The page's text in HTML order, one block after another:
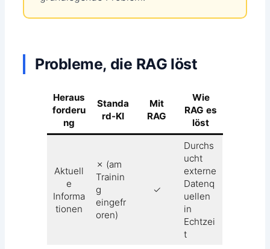
Probleme, die RAG löst
Heraus
forderu
ng
Standa
rd-KI
Mit
RAG
Wie
RAG es
löst
Aktuell
e
Informa
tionen
✗ (am
Trainin
g
eingefr
oren)
✓
Durchs
ucht
externe
Datenq
uellen
in
Echtzei
t